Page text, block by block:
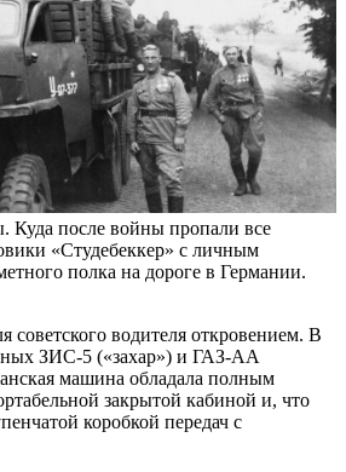
Куда после войны пропали все
«Студебеккер» с личным
полка на дороге в Германии.
советского водителя откровением. В
ЗИС-5 («захар») и ГАЗ-АА
машина обладала полным
закрытой кабиной и, что
коробкой передач с